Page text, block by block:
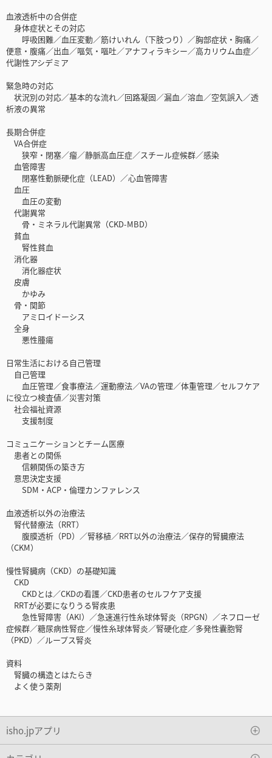
血液透析中の合併症
身体症状とその対応
呼吸困難／血圧変動／筋けいれん（下肢つり）／胸部症状・胸痛／
便意・腹痛／出血／嘔気・嘔吐／アナフィラキシー／高カリウム血症／
代謝性アシデミア
緊急時の対応
状況別の対応／基本的な流れ／回路凝固／漏血／溶血／空気誤入／透
析液の異常
長期合併症
VA合併症
狭窄・閉塞／瘤／静脈高血圧症／スチール症候群／感染
血管障害
閉塞性動脈硬化症（LEAD）／心血管障害
血圧
血圧の変動
代謝異常
骨・ミネラル代謝異常（CKD-MBD）
貧血
腎性貧血
消化器
消化器症状
皮膚
かゆみ
骨・関節
アミロイドーシス
全身
悪性腫瘍
日常生活における自己管理
自己管理
血圧管理／食事療法／運動療法／VAの管理／体重管理／セルフケア
に役立つ検査値／災害対策
社会福祉資源
支援制度
コミュニケーションとチーム医療
患者との関係
信頼関係の築き方
意思決定支援
SDM・ACP・倫理カンファレンス
血液透析以外の治療法
腎代替療法（RRT）
腹膜透析（PD）／腎移植／RRT以外の治療法／保存的腎臓療法
（CKM）
慢性腎臓病（CKD）の基礎知識
CKD
CKDとは／CKDの看護／CKD患者のセルフケア支援
RRTが必要になりうる腎疾患
急性腎障害（AKI）／急速進行性糸球体腎炎（RPGN）／ネフローゼ
症候群／糖尿病性腎症／慢性糸球体腎炎／腎硬化症／多発性囊胞腎
（PKD）／ループス腎炎
資料
腎臓の構造とはたらき
よく使う薬剤
isho.jpアプリ